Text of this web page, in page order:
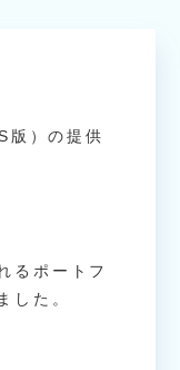
版）の提供
るポートフ
した。